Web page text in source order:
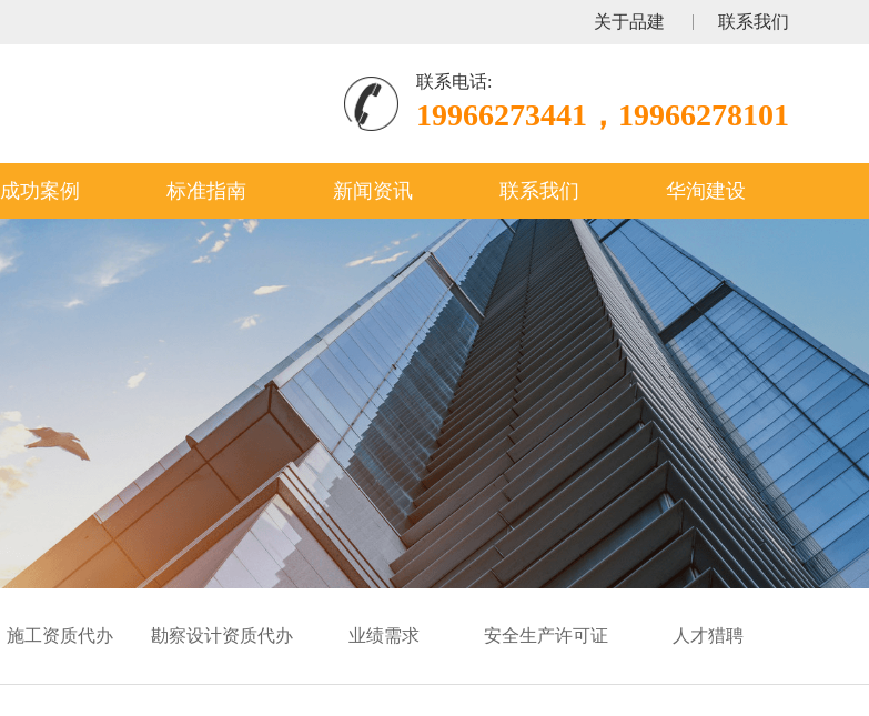
关于品建 联系我们
联系电话:
19966273441，19966278101
成功案例 标准指南 新闻资讯 联系我们 华洵建设
施工资质代办 勘察设计资质代办 业绩需求 安全生产许可证 人才猎聘